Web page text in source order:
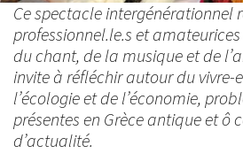
Ce spectacle intergénérationnel
professionnel.le.s et
du chant, de la musique et de
invite à réfléchir autour du vivre-
l’écologie et de l’économie,
présentes en Grèce antique et ô
d’actualité.